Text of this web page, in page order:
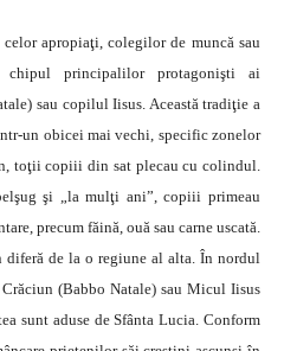
apropiaţi, colegilor de muncă sau
principalilor protagonişti ai
sau copilul Iisus. Această tradiţie a
un obicei mai vechi, specific zonelor
toţii copiii din sat plecau cu colindul.
şi „la mulţi ani”, copiii primeau
precum făină, ouă sau carne uscată.
de la o regiune al alta. În nordul
(Babbo Natale) sau Micul Iisus
sunt aduse de Sfânta Lucia. Conform